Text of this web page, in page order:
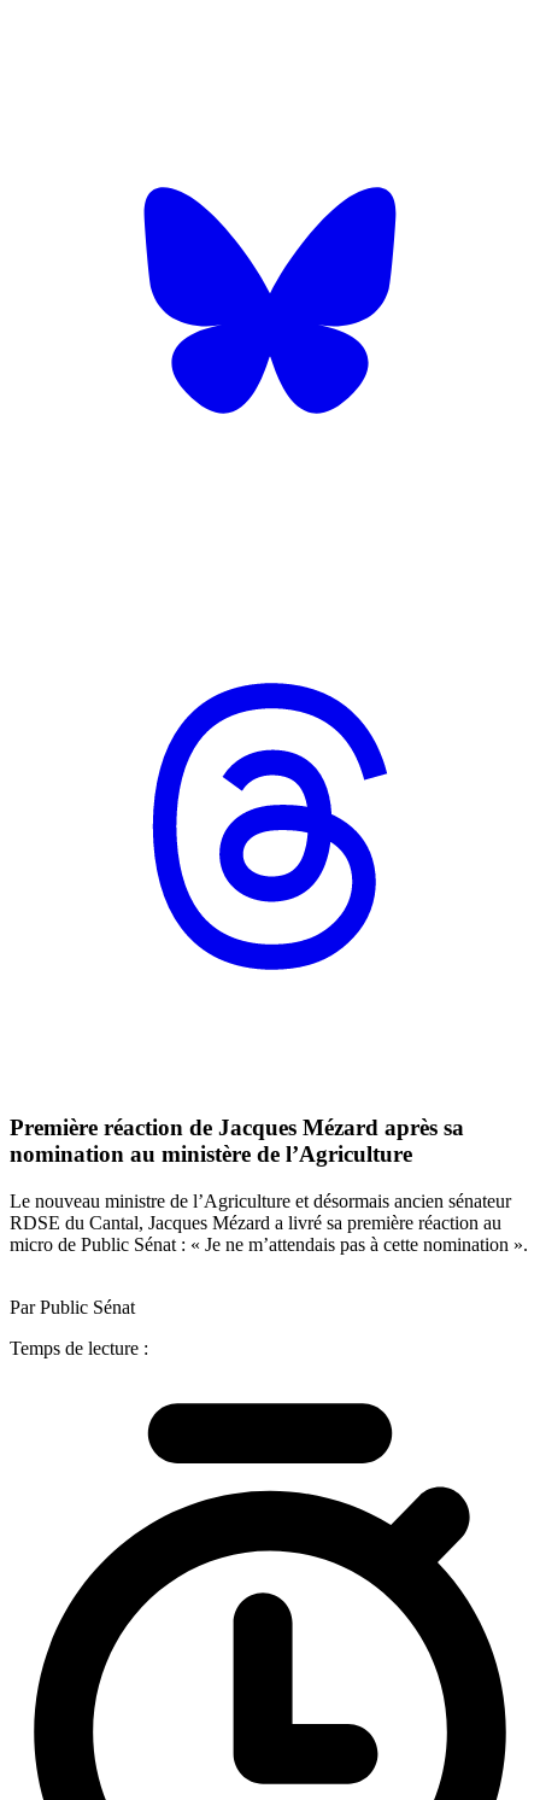
Première réaction de Jacques Mézard après sa
nomination au ministère de l’Agriculture
Le nouveau ministre de l’Agriculture et désormais ancien sénateur
RDSE du Cantal, Jacques Mézard a livré sa première réaction au
micro de Public Sénat : « Je ne m’attendais pas à cette nomination ».
Par Public Sénat
Temps de lecture :